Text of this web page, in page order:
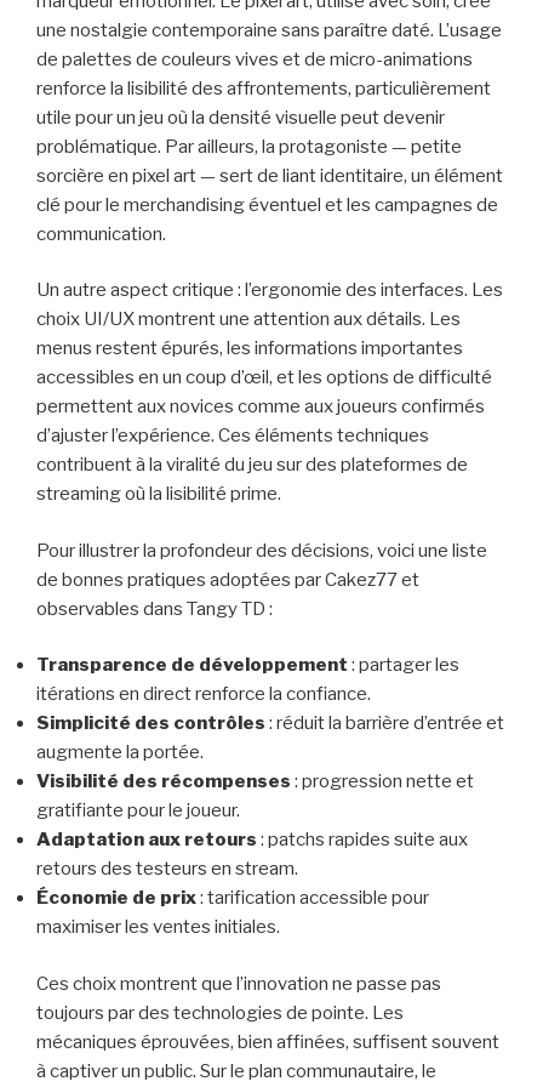
une nostalgie contemporaine sans paraître daté. L’usage
de palettes de couleurs vives et de micro-animations
renforce la lisibilité des affrontements, particulièrement
utile pour un jeu où la densité visuelle peut devenir
problématique. Par ailleurs, la protagoniste — petite
sorcière en pixel art — sert de liant identitaire, un élément
clé pour le merchandising éventuel et les campagnes de
communication.
Un autre aspect critique : l’ergonomie des interfaces. Les
choix UI/UX montrent une attention aux détails. Les
menus restent épurés, les informations importantes
accessibles en un coup d’œil, et les options de difficulté
permettent aux novices comme aux joueurs confirmés
d’ajuster l’expérience. Ces éléments techniques
contribuent à la viralité du jeu sur des plateformes de
streaming où la lisibilité prime.
Pour illustrer la profondeur des décisions, voici une liste
de bonnes pratiques adoptées par Cakez77 et
observables dans Tangy TD :
Transparence de développement : partager les
itérations en direct renforce la confiance.
Simplicité des contrôles : réduit la barrière d’entrée et
augmente la portée.
Visibilité des récompenses : progression nette et
gratifiante pour le joueur.
Adaptation aux retours : patchs rapides suite aux
retours des testeurs en stream.
Économie de prix: tarification accessible pour
maximiser les ventes initiales.
Ces choix montrent que l’innovation ne passe pas
toujours par des technologies de pointe. Les
mécaniques éprouvées, bien affinées, suffisent souvent
à captiver un public. Sur le plan communautaire, le